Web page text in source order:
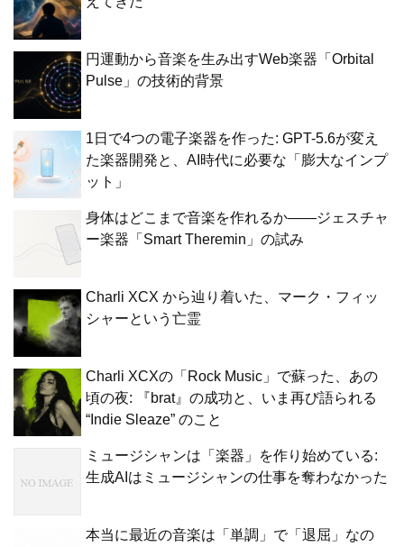
円運動から音楽を生み出すWeb楽器「Orbital
Pulse」の技術的背景
1日で4つの電子楽器を作った: GPT-5.6が変え
た楽器開発と、AI時代に必要な「膨大なインプ
ット」
身体はどこまで音楽を作れるか——ジェスチャ
ー楽器「Smart Theremin」の試み
Charli XCX から辿り着いた、マーク・フィッ
シャーという亡霊
Charli XCXの「Rock Music」で蘇った、あの
頃の夜: 『brat』の成功と、いま再び語られる
“Indie Sleaze” のこと
ミュージシャンは「楽器」を作り始めている:
生成AIはミュージシャンの仕事を奪わなかった
本当に最近の音楽は「単調」で「退屈」なの